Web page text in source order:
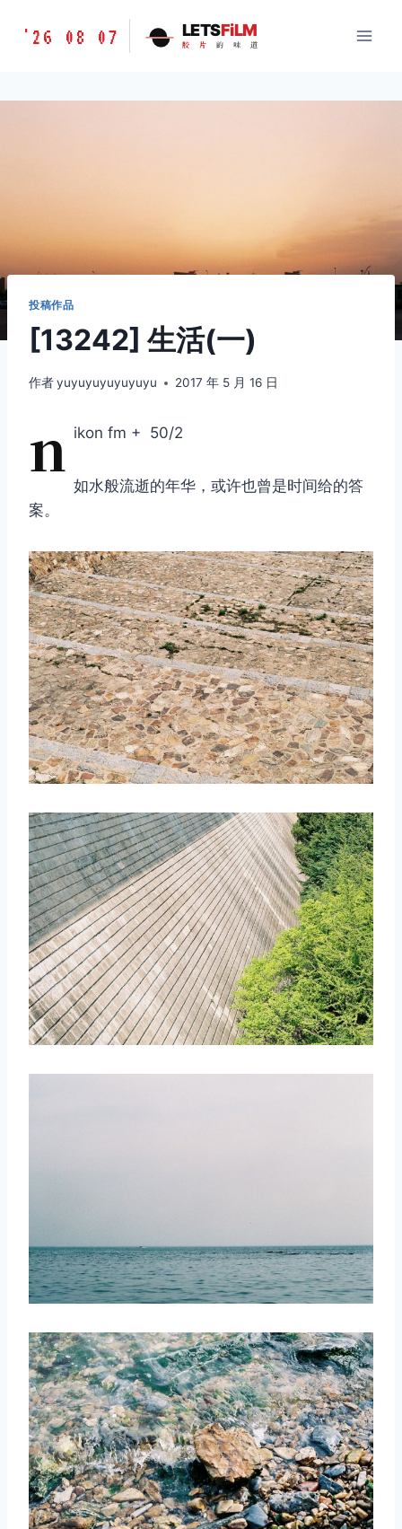
胶
味
'26 08 07 LETSFiLM
胶 片 的 味 道
投稿作品
[13242] 生活(一)
作者yuyuyuyuyuyuyu 2017 年 5 月 16 日
n ikon fm + 50/2
如水般流逝的年华，或许也曾是时间给的答
案。